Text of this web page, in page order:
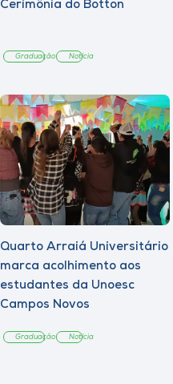
Cerimônia do Botton
Graduação Notícia
Quarto Arraiá Universitário
marca acolhimento aos
estudantes da Unoesc
Campos Novos
Graduação Notícia